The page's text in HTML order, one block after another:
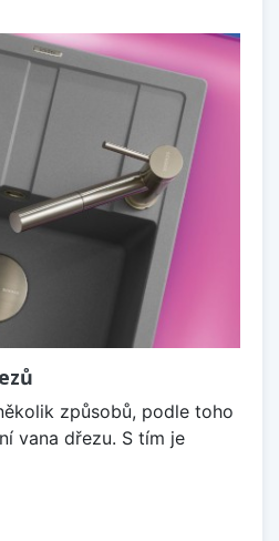
způsobů, podle toho
vana dřezu. S tím je